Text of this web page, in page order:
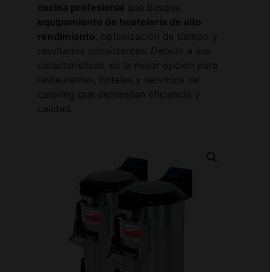
cocina profesional que busque
equipamiento de hostelería de alto
rendimiento, optimización de tiempo y
resultados consistentes. Debido a sus
características, es la mejor opción para
restaurantes, hoteles y servicios de
catering que demandan eficiencia y
calidad.